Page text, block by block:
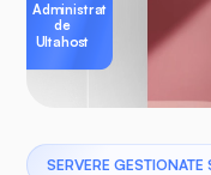
SERVERE GESTIONATE
Administrat
de
Ultahost